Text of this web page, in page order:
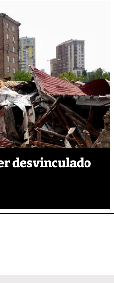
desvinculado